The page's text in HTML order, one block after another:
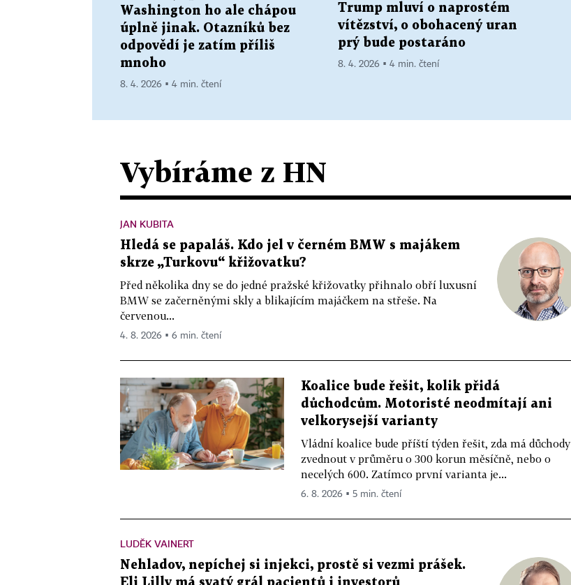
Washington ho ale chápou
úplně jinak. Otazníků bez
odpovědí je zatím příliš
mnoho
8. 4. 2026 ▪ 4 min. čtení
Trump mluví o naprostém
vítězství, o obohacený uran
prý bude postaráno
8. 4. 2026 ▪ 4 min. čtení
Vybíráme z HN
JAN KUBITA
Hledá se papaláš. Kdo jel v černém BMW s majákem
skrze „Turkovu“ křižovatku?
Před několika dny se do jedné pražské křižovatky přihnalo obří luxusní
BMW se začerněnými skly a blikajícím majáčkem na střeše. Na
červenou...
4. 8. 2026 ▪ 6 min. čtení
Koalice bude řešit, kolik přidá
důchodcům. Motoristé neodmítají ani
velkorysejší varianty
Vládní koalice bude příští týden řešit, zda má důchody
zvednout v průměru o 300 korun měsíčně, nebo o
necelých 600. Zatímco první varianta je...
6. 8. 2026 ▪ 5 min. čtení
LUDĚK VAINERT
Nehladov, nepíchej si injekci, prostě si vezmi prášek.
Eli Lilly má svatý grál pacientů i investorů